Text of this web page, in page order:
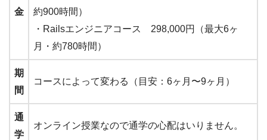
金
約900時間）
・Railsエンジニアコース 298,000円（最大6ヶ
月・約780時間）
期
間
コースによって変わる（目安：6ヶ月〜9ヶ月）
通
学
オンライン授業なので通学の心配はいりません。